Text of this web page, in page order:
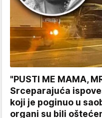
"PUSTI ME MAMA,
Srceparajuća
koji je poginuo u
organi su bili